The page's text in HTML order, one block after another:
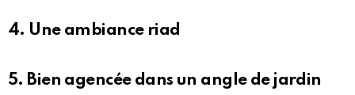
4. Une ambiance riad
5. Bien agencée dans un angle de jardin